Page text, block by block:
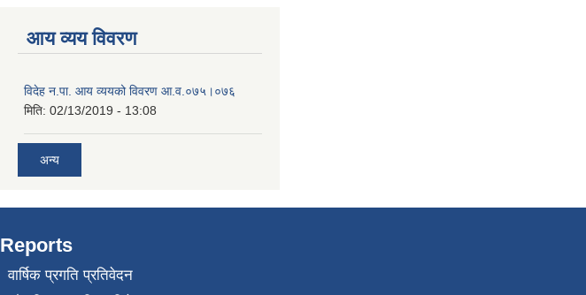
आय व्यय विवरण
विदेह न.पा. आय व्ययको विवरण आ.व.०७५।०७६
मिति: 02/13/2019 - 13:08
अन्य
Reports
वार्षिक प्रगति प्रतिवेदन